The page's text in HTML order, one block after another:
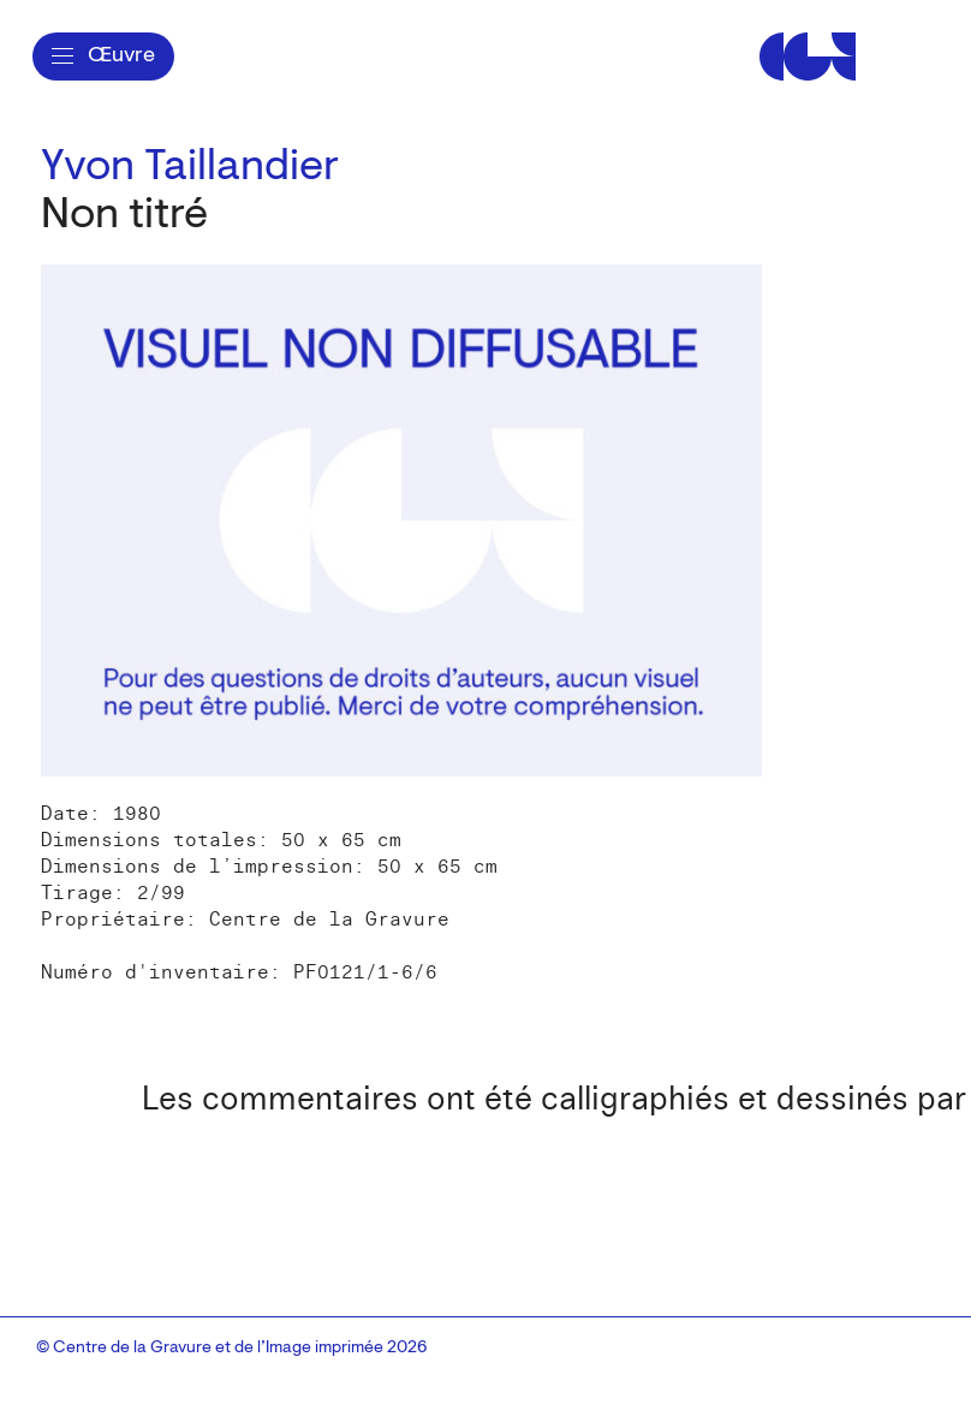
Œuvre Centre de la
Yvon Taillandier
Non titré
Date: 1980
Dimensions totales: 50 x 65 cm
Dimensions de l’impression: 50 x 65 cm
Tirage: 2/99
Propriétaire: Centre de la Gravure
Numéro d'inventaire: PF0121/1-6/6
Les commentaires ont été calligraphiés et dessinés par
© Centre de la Gravure et de l’Image imprimée 2026